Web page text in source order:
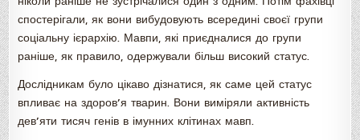
спостерігали, як вони вибудовують всередині своєї групи
соціальну ієрархію. Мавпи, які приєдналися до групи
раніше, як правило, одержували більш високий статус.
Дослідникам було цікаво дізнатися, як саме цей статус
впливає на здоров’я тварин. Вони виміряли активність
дев’яти тисяч генів в імунних клітинах мавп.